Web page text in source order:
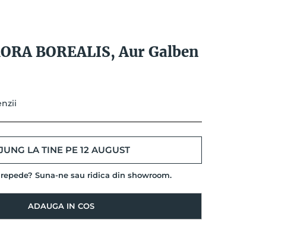
BOREALIS, Aur Galben
LA TINE PE 12 AUGUST
Suna-ne sau ridica din showroom.
ADAUGA IN COS